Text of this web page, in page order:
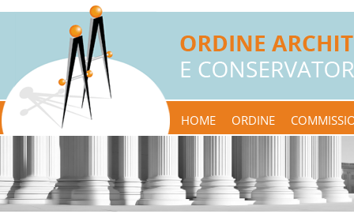
HOME ORDINE